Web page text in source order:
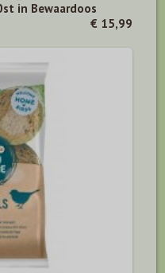
in Bewaardoos
€ 15,99